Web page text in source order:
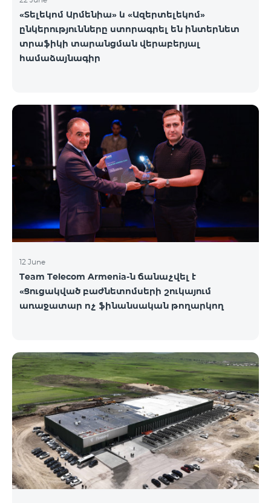
«Տելեկոմ Արմենիա» և «Ազերտելեկոմ»
ընկերությունները ստորագրել են ինտերնետ
տրաֆիկի տարանցման վերաբերյալ
համաձայնագիր
12 June
Team Telecom Armenia-ն ճանաչվել է
«Ցուցակված բաժնետոմսերի շուկայում
առաջատար ոչ ֆինանսական թողարկող